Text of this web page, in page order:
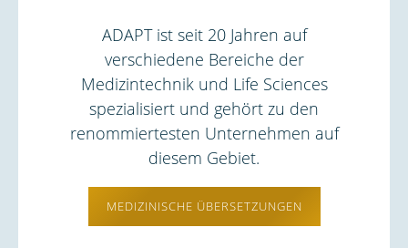
ADAPT ist seit 20 Jahren auf
verschiedene Bereiche der
Medizintechnik und Life Sciences
spezialisiert und gehört zu den
renommiertesten Unternehmen auf
diesem Gebiet.
MEDIZINISCHE ÜBERSETZUNGEN